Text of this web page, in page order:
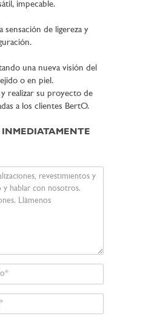
impecable.
sensación de ligereza y
una nueva visión del
o en piel.
realizar su proyecto de
a los clientes BertO.
INMEDIATAMENTE